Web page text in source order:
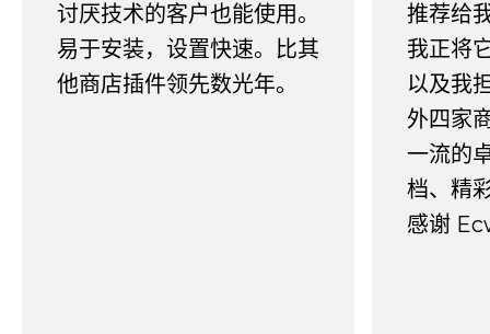
讨厌技术的客户也能使用。
易于安装，设置快速。比其
他商店插件领先数光年。
推荐给
我正将
以及我
外四家
一流的
档、精
感谢